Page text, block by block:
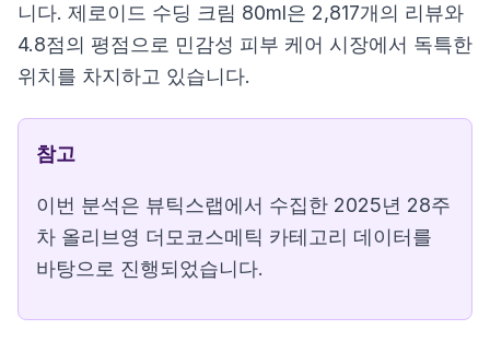
니다. 제로이드 수딩 크림 80ml은 2,817개의 리뷰와
4.8점의 평점으로 민감성 피부 케어 시장에서 독특한
위치를 차지하고 있습니다.
참고
이번 분석은 뷰틱스랩에서 수집한 2025년 28주
차 올리브영 더모코스메틱 카테고리 데이터를
바탕으로 진행되었습니다.